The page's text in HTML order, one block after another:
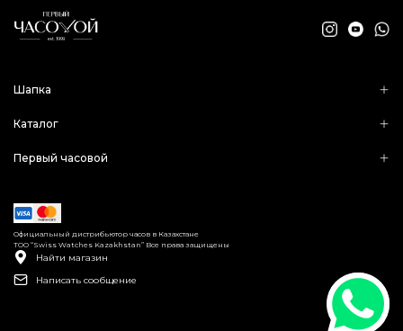
Шапка
Каталог
Первый часовой
Найти магазин
Написать сообщение
ТОО “Swiss Watches Kazakhstan” Все права защищены
Официальный дистрибьютор часов в Казахстане